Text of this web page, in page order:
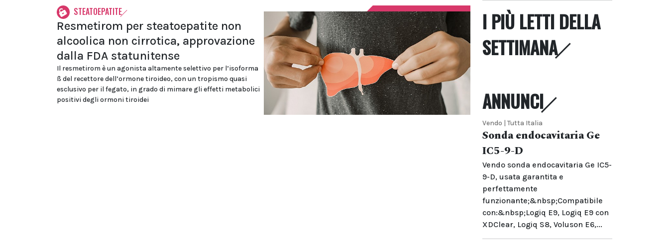
STEATOEPATITE
Resmetirom per steatoepatite non
alcoolica non cirrotica, approvazione
dalla FDA statunitense
Il resmetirom è un agonista altamente selettivo per l’isoforma
ß del recettore dell’ormone tiroideo, con un tropismo quasi
esclusivo per il fegato, in grado di mimare gli effetti metabolici
positivi degli ormoni tiroidei
I PIÙ LETTI DELLA
SETTIMANA
ANNUNCI
Vendo | Tutta Italia
Sonda endocavitaria Ge
IC5-9-D
Vendo sonda endocavitaria Ge IC5-
9-D, usata garantita e
perfettamente
funzionante;&nbsp;Compatibile
con:&nbsp;Logiq E9, Logiq E9 con
XDClear, Logiq S8, Voluson E6,...